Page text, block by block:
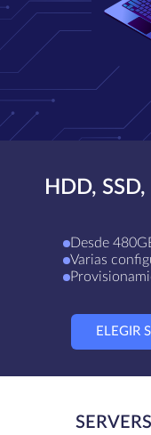
HDD,
Desde
Varias
ELEGIR